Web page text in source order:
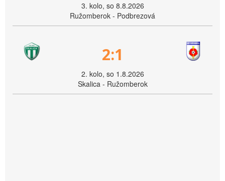
3. kolo, so 8.8.2026
Ružomberok - Podbrezová
2:1
2. kolo, so 1.8.2026
Skalica - Ružomberok